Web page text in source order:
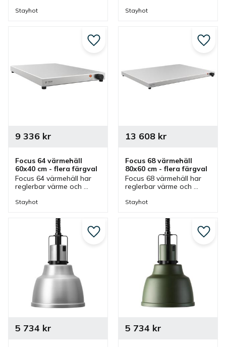
hissfunktion.
även finns i olika färger.
Stayhot
passar bra vid bufféer.
Stayhot
Focus 64 värmehäll
60x40 cm - flera färgval
Focus 64 värmehäll har
reglerbar värme och
passar bra vid bufféer.
anpassad för GN 1/1.
9 336kr
Stayhot
Lägg till i favoriter
Focus 68 värmehäll
80x60 cm - flera färgval
Focus 68 värmehäll har
reglerbar värme och
passar bra vid bufféer.
anpassad för GN 2/1.
13 608kr
Stayhot
Lägg
5 734 kr
Lägg till i favoriter
5 734 kr
Lägg